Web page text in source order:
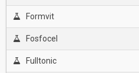
Formvit
Fosfocel
Fulltonic